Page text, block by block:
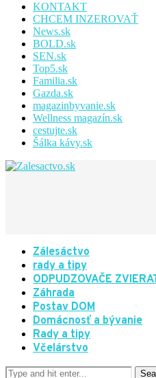
KONTAKT
CHCEM INZEROVAŤ
News.sk
BOLD.sk
SEN.sk
Top5.sk
Familia.sk
Gazda.sk
magazinbyvanie.sk
Wellness magazín.sk
cestujte.sk
Šálka kávy.sk
Zálesáctvo
rady a tipy
ODPUDZOVAČE
Záhrada
Postav DOM
Domácnosť a bývanie
Rady a tipy
Včelárstvo